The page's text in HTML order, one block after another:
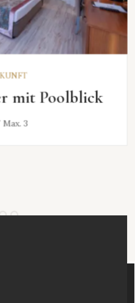
mit Poolblick
3
ENTDECKEN